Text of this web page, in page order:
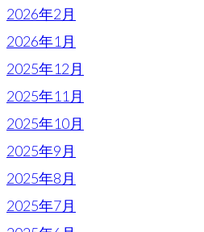
2026年2月
2026年1月
2025年12月
2025年11月
2025年10月
2025年9月
2025年8月
2025年7月